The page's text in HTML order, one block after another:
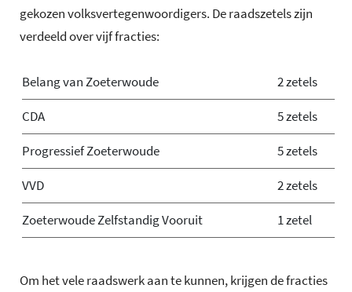
gekozen volksvertegenwoordigers. De raadszetels zijn
verdeeld over vijf fracties:
Belang van Zoeterwoude
2 zetels
CDA
5 zetels
Progressief Zoeterwoude
5 zetels
VVD
2 zetels
Zoeterwoude Zelfstandig Vooruit
1 zetel
Om het vele raadswerk aan te kunnen, krijgen de fracties